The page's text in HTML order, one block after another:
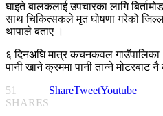
घाइते बालकलाई उपचारका लागि
साथ चिकित्सकले मृत घोषणा गरेको
थापाले बताए ।
६ दिनअघि मात्र कचनकवल
पानी खाने क्रममा पानी तान्ने मोटरबाट
51
SHARES
ShareTweetYoutube